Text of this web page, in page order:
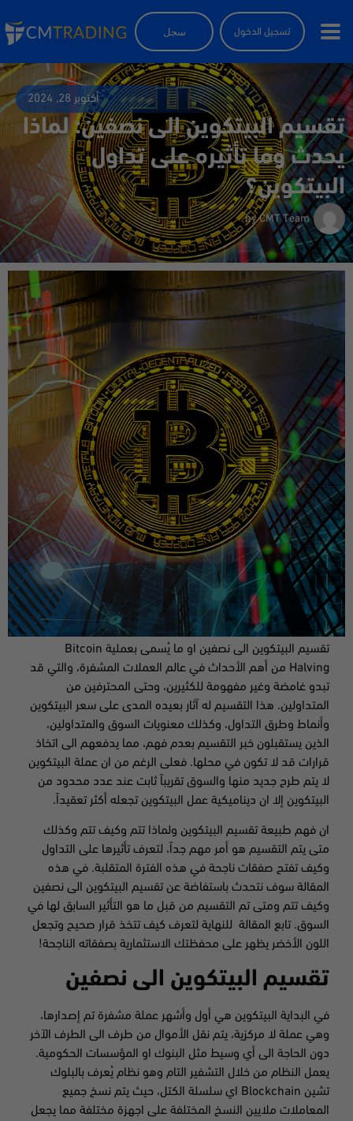
تسجيل الدخول سجل
أكتوبر 28, 2024
تقسيم البيتكوين الى نصفين: لماذا
يحدث وما تأثيره على تداول
البيتكوين؟
byCMT Team
تقسيم البيتكوين الى نصفين او ما يُسمى بعملية Bitcoin
Halving من أهم الأحداث في عالم العملات المشفرة، والتي قد
تبدو غامضة وغير مفهومة للكثيرين، وحتى المحترفين من
المتداولين. هذا التقسيم له آثار بعيده المدى على سعر البيتكوين
وأنماط وطرق التداول، وكذلك معنويات السوق والمتداولين،
الذين يستقبلون خبر التقسيم بعدم فهم، مما يدفعهم الى اتخاذ
قرارات قد لا تكون في محلها. فعلى الرغم من ان عملة البيتكوين
لا يتم طرح جديد منها والسوق تقريباً ثابت عند عدد محدود من
البيتكوين إلا ان ديناميكية عمل البيتكوين تجعله أكثر تعقيداً.
ان فهم طبيعة تقسيم البيتكوين ولماذا تتم وكيف تتم وكذلك
متى يتم التقسيم هو أمر مهم جداً، لتعرف تأثيرها على التداول
وكيف تفتح صفقات ناجحة في هذه الفترة المتقلبة. في هذه
المقالة سوف نتحدث باستفاضة عن تقسيم البيتكوين الى نصفين
وكيف تتم ومتى تم التقسيم من قبل ما هو التأثير السابق لها في
السوق. تابع المقالة للنهاية لتعرف كيف تتخذ قرار صحيح وتجعل
اللون الأخضر يظهر على محفظتك الاستثمارية بصفقاته الناجحة!
تقسيم البيتكوين الى نصفين
في البداية البيتكوين هي أول وأشهر عملة مشفرة تم إصدارها،
وهي عملة لا مركزية، يتم نقل الأموال من طرف الى الطرف الآخر
دون الحاجة الى أي وسيط مثل البنوك او المؤسسات الحكومية.
يعمل النظام من خلال التشفير التام وهو نظام يُعرف بالبلوك
تشين Blockchain اي سلسلة الكتل، حيث يتم نسخ جميع
المعاملات ملايين النسخ المختلفة على اجهزة مختلفة مما يجعل